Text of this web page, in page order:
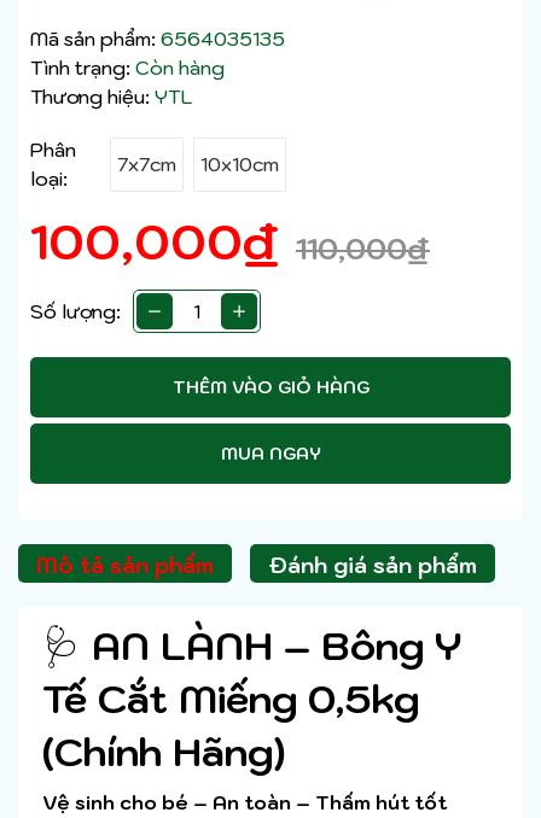
Mã sản phẩm: 6564035135
Tình trạng: Còn hàng
Thương hiệu: YTL
Phân
loại:
7x7cm 10x10cm
100,000₫ 110,000₫
Số lượng:
THÊM VÀO GIỎ HÀNG
MUA NGAY
Mô tả sản phẩm Đánh giá sản phẩm
🩺 AN LÀNH – Bông Y
Tế Cắt Miếng 0,5kg
(Chính Hãng)
Vệ sinh cho bé – An toàn – Thấm hút tốt